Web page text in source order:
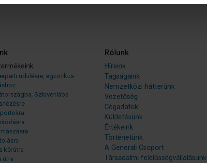
üdülésre, egzotikus
Szlovéniába
körútra
útra
Rólunk
Híreink
Tagságaink
Nemzetközi hátterünk
Vezetőség
Cégadatok
Küldetésünk
Értékeink
Történetünk
A Generali Csoport
Társadalmi felelősségvállalásunk